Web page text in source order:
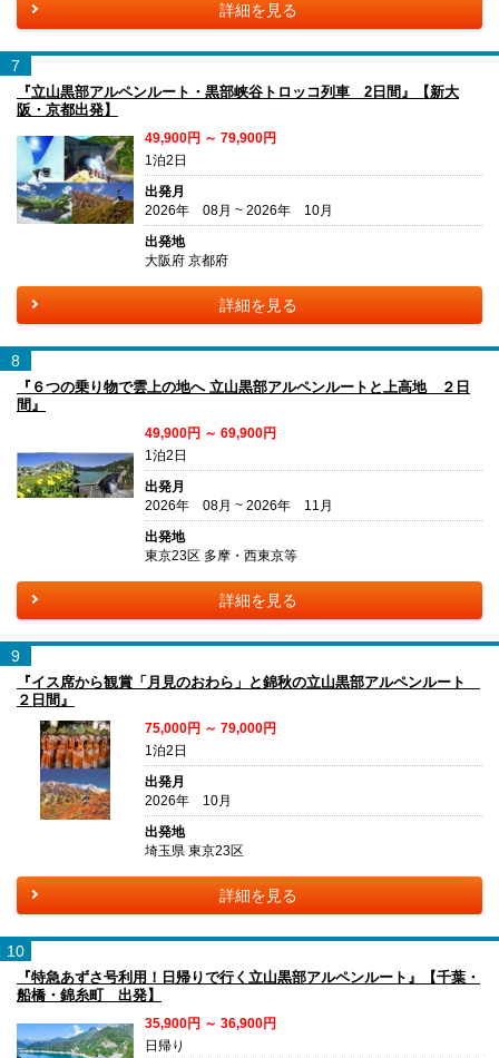
詳細を見る
7
『立山黒部アルペンルート・黒部峡谷トロッコ列車 2日間』【新大
阪・京都出発】
49,900円 ～ 79,900円
1泊2日
出発月
2026年 08月 ~ 2026年 10月
出発地
大阪府 京都府
詳細を見る
8
『６つの乗り物で雲上の地へ 立山黒部アルペンルートと上高地 ２日
間』
49,900円 ～ 69,900円
1泊2日
出発月
2026年 08月 ~ 2026年 11月
出発地
東京23区 多摩・西東京等
詳細を見る
9
『イス席から観賞「月見のおわら」と錦秋の立山黒部アルペンルート
２日間』
75,000円 ～ 79,000円
1泊2日
出発月
2026年 10月
出発地
埼玉県 東京23区
詳細を見る
10
『特急あずさ号利用！日帰りで行く立山黒部アルペンルート』【千葉・
船橋・錦糸町 出発】
35,900円 ～ 36,900円
日帰り